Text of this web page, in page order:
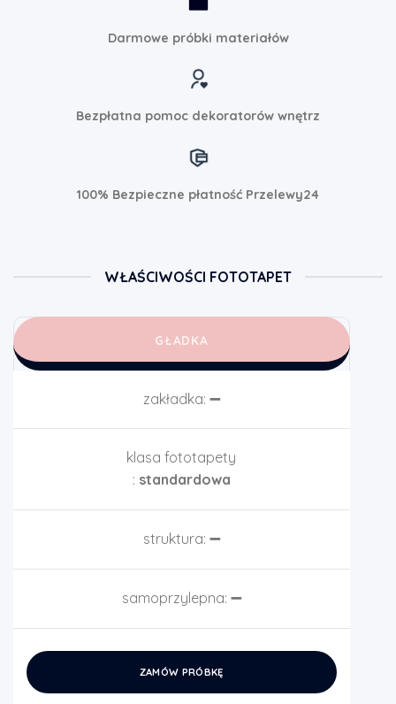
Darmowe próbki materiałów
Bezpłatna pomoc dekoratorów wnętrz
100% Bezpieczne płatność Przelewy24
WŁAŚCIWOŚCI FOTOTAPET
GŁADKA
zakładka: ➖
klasa fototapety
: standardowa
struktura: ➖
samoprzylepna: ➖
ZAMÓW PRÓBKĘ